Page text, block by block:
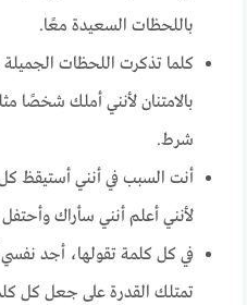
باللحظات السعيدة معًا.
كلما تذكرت اللحظات
بالامتنان لأنني أملك شخصًا
شرط.
أنت السبب في أنني أستيقظ
لأنني أعلم أنني سأراك
في كل كلمة تقولها، أجد
تمتلك القدرة على جعل كل